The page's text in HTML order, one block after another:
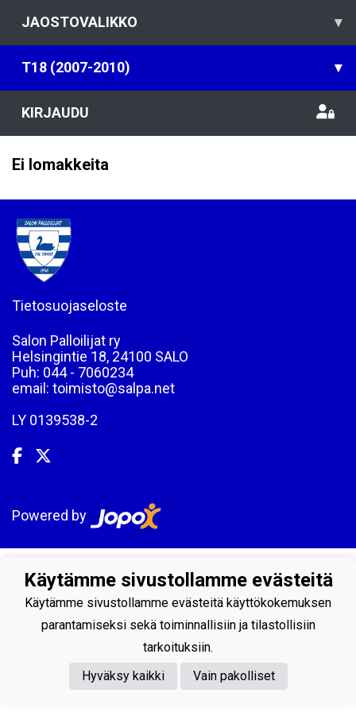
JAOSTOVALIKKO ▾
T18 (2007-2010) ▾
KIRJAUDU
Ei lomakkeita
Tietosuojaseloste
Salon Palloilijat ry
Helsingintie 18, 24100 SALO
Puh: 044 - 7060234
email: toimisto@salpa.net
LY 0139538-2
Powered by
Käytämme sivustollamme evästeitä
Käytämme sivustollamme evästeitä käyttökokemuksen
parantamiseksi sekä toiminnallisiin ja tilastollisiin
tarkoituksiin.
Hyväksy kaikki
Vain pakolliset